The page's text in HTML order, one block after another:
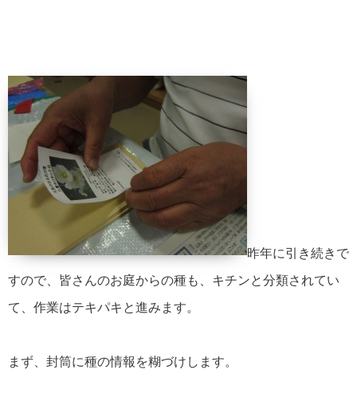
昨年に引き続きで
すので、皆さんのお庭からの種も、キチンと分類されてい
て、作業はテキパキと進みます。
まず、封筒に種の情報を糊づけします。